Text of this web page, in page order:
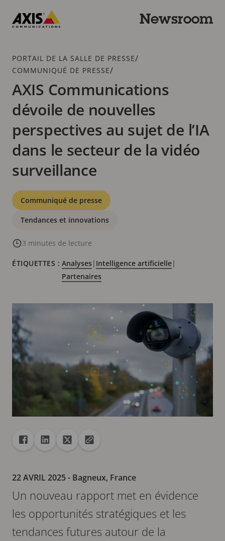
contenu
Newsroom
Fil
d'Ariane
PORTAIL DE LA SALLE DE PRESSE/
COMMUNIQUÉ DE PRESSE/
AXIS Communications
dévoile de nouvelles
perspectives au sujet de l’IA
dans le secteur de la vidéo
surveillance
Catégories
Communiqué de presse
Tendances et innovations
3 minutes de lecture
ÉTIQUETTES : Analyses| Intelligence artificielle|
Partenaires
Partager
Partager dans Facebook
Partager dans Linkedin
Partager dans X
Copier url dans le presse-papiers
22 AVRIL 2025- Bagneux, France
Un nouveau rapport met en évidence
les opportunités stratégiques et les
tendances futures autour de la